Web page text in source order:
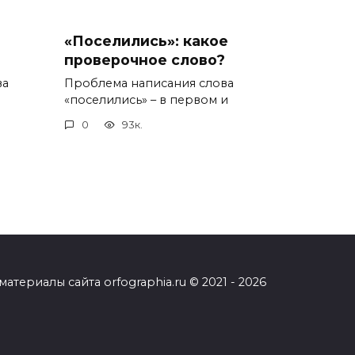
«Поселились»: какое
проверочное слово?
Проблема написания слова
«поселились» – в первом и
0 93к.
сайта orfographia.ru © 2021 - 2026